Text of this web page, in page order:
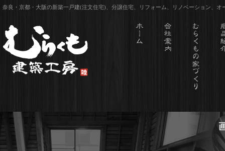
奈良・京都・大阪の新築一戸建(注文住宅)、分譲住宅、リフォーム、リノベーション、